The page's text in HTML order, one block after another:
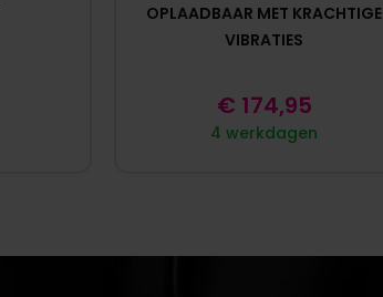
OPLAADBAAR MET KRACHTIGE
VIBRATIES
4 werkdagen
€ 174,95